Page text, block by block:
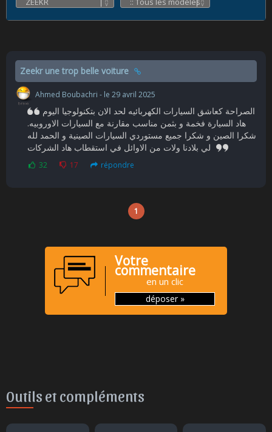
Zeekr une trop belle voiture
Ahmed Boubachri - le 29 avril 2025
الصراحة كعاشق السيارات الكهربائيه لحد الان بتكنولوجيا اليوم
هاد السيارة فخمة و بثمن مناسب مقارنة مع السيارات الاوروبيه.
شكرا الصين و شكرا جميع مستوردي السيارات الصينية و الحمد لله
32 17 répondre
1
Votre
commentaire
en un clic
déposer »
Outils et compléments